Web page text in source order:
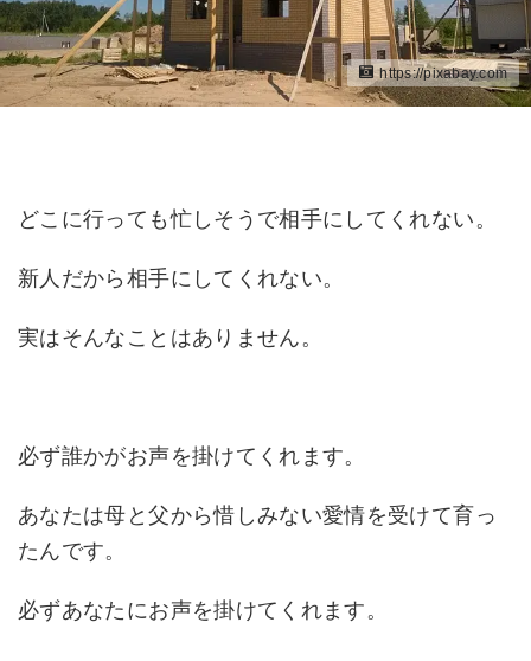
https://pixabay.com
どこに行っても忙しそうで相手にしてくれない。
新人だから相手にしてくれない。
実はそんなことはありません。
必ず誰かがお声を掛けてくれます。
あなたは母と父から惜しみない愛情を受けて育っ
たんです。
必ずあなたにお声を掛けてくれます。